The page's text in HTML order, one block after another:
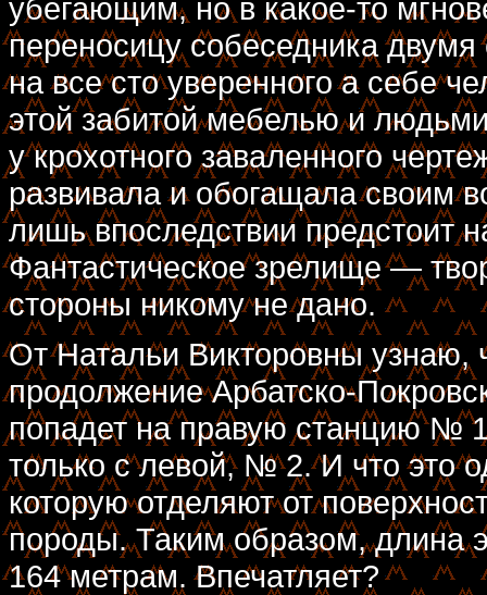
убегающим, но в какое-то
переносицу собеседника
на все сто уверенного а себе
этой забитой мебелью и
у крохотного заваленного
развивала и обогащала своим
лишь впоследствии предстоит
Фантастическое зрелище —
стороны никому не дано.
От Натальи Викторовны
продолжение Арбатско-
попадет на правую станцию №
только с левой, № 2. И что это
которую отделяют от
породы. Таким образом, длина
164 метрам. Впечатляет?